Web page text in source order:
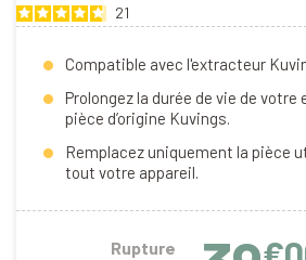
21
Compatible avec l'extracteur
Prolongez la durée de vie de
pièce d’origine Kuvings.
Remplacez uniquement la pièce
tout votre appareil.
Rupture